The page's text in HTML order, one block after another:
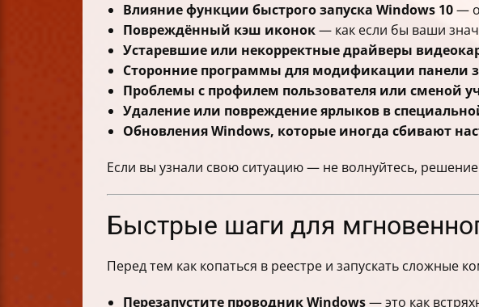
Влияние функции быстрого запуска Windows 10—
Повреждённый кэш иконок— как если бы ваши
Устаревшие или некорректные драйверы
Сторонние программы для модификации панели
Проблемы с профилем пользователя или сменой
Удаление или повреждение ярлыков в
Обновления Windows, которые иногда сбивают
Если вы узнали свою ситуацию — не волнуйтесь,
Быстрые шаги для
Перед тем как копаться в реестре и запускать сложные
Перезапустите проводник Windows— это как